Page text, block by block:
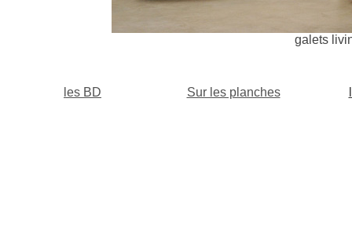
galets
les BD Sur les planches